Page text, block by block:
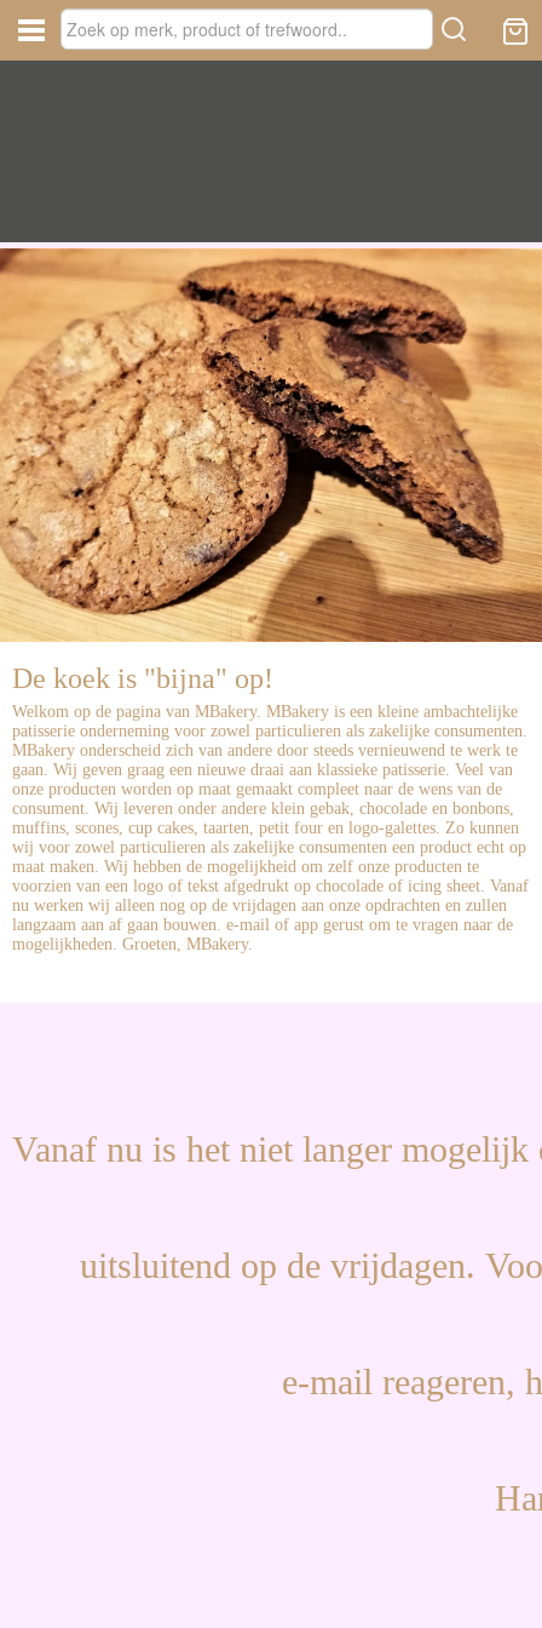
De koek is "bijna" op!
Welkom op de pagina van MBakery. MBakery is een kleine ambachtelijke
patisserie onderneming voor zowel particulieren als zakelijke consumenten.
MBakery onderscheid zich van andere door steeds vernieuwend te werk te
gaan. Wij geven graag een nieuwe draai aan klassieke patisserie. Veel van
onze producten worden op maat gemaakt compleet naar de wens van de
consument. Wij leveren onder andere klein gebak, chocolade en bonbons,
muffins, scones, cup cakes, taarten, petit four en logo-galettes. Zo kunnen
wij voor zowel particulieren als zakelijke consumenten een product echt op
maat maken. Wij hebben de mogelijkheid om zelf onze producten te
voorzien van een logo of tekst afgedrukt op chocolade of icing sheet. Vanaf
nu werken wij alleen nog op de vrijdagen aan onze opdrachten en zullen
langzaam aan af gaan bouwen. e-mail of app gerust om te vragen naar de
mogelijkheden. Groeten, MBakery.
Vanaf nu is het niet langer mogelijk
uitsluitend op de vrijdagen.
e-mail reageren,